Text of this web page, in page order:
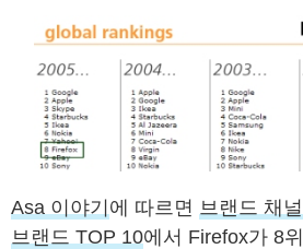
Asa 이야기 에 따르면 브랜드 채
브랜드 TOP 10에서 Firefox가 8